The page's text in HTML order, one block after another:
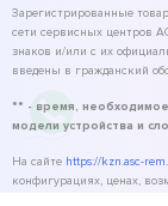
Зарегистрированные
сети сервисных центров
знаков и/или с их
введены в гражданский
** - время,
модели устройства и
На сайте https://kzn.asc-
конфигурациях, ценах,